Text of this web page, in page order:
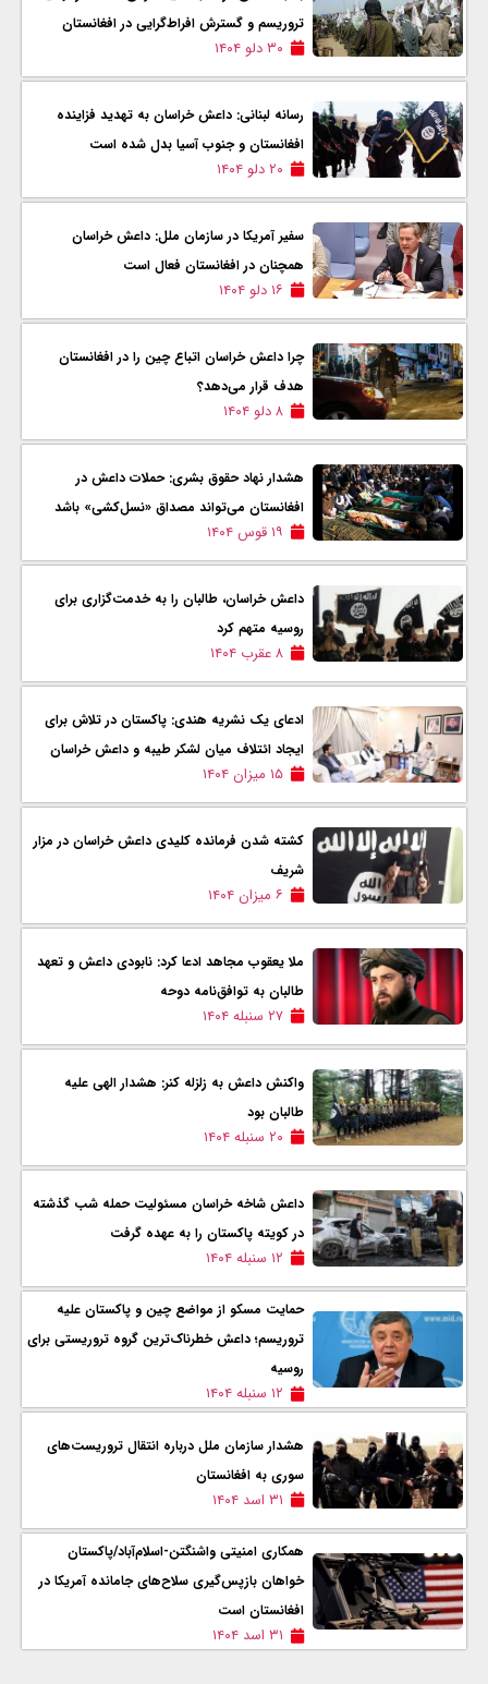
تروریسم و گسترش افراط‌گرایی در افغانستان
۳۰ دلو ۱۴۰۴
رسانه لبنانی: داعش خراسان به تهدید فزاینده
افغانستان و جنوب آسیا بدل شده است
۲۰ دلو ۱۴۰۴
سفير آمریکا در سازمان ملل: داعش خراسان
همچنان در افغانستان فعال است
۱۶ دلو ۱۴۰۴
چرا داعش خراسان اتباع چین را در افغانستان
هدف قرار می‌دهد؟
۸ دلو ۱۴۰۴
هشدار نهاد حقوق بشری: حملات داعش در
افغانستان می‌تواند مصداق «نسل‌کشی» باشد
۱۹ قوس ۱۴۰۴
داعش خراسان، طالبان را به خدمت‌گزاری برای
روسیه متهم کرد
۸ عقرب ۱۴۰۴
ادعای یک نشریه هندی: پاکستان در تلاش برای
ایجاد ائتلاف میان لشکر طیبه و داعش خراسان
۱۵ میزان ۱۴۰۴
کشته شدن فرمانده کلیدی داعش خراسان در مزار
شریف
۶ میزان ۱۴۰۴
ملا یعقوب مجاهد ادعا کرد: نابودی داعش و تعهد
طالبان به توافق‌نامه دوحه
۲۷ سنبله ۱۴۰۴
واکنش داعش به زلزله کنر: هشدار الهی علیه
طالبان بود
۲۰ سنبله ۱۴۰۴
داعش شاخه خراسان مسئولیت حمله شب گذشته
در کویته پاکستان را به عهده گرفت
۱۲ سنبله ۱۴۰۴
حمایت مسکو از مواضع چین و پاکستان علیه
تروریسم؛ داعش خطرناک‌ترین گروه تروریستی برای
روسیه
۱۲ سنبله ۱۴۰۴
هشدار سازمان ملل درباره انتقال تروریست‌های
سوری به افغانستان
۳۱ اسد ۱۴۰۴
همکاری امنیتی واشنگتن-اسلام‌آباد/پاکستان
خواهان بازپس‌گیری سلاح‌های جامانده آمریکا در
افغانستان است
۳۱ اسد ۱۴۰۴